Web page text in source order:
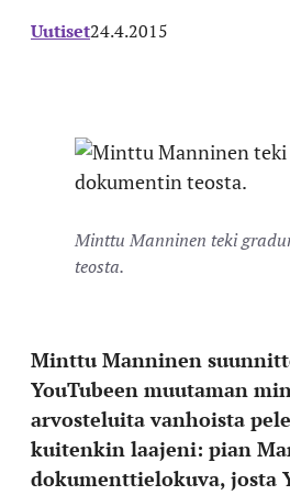
Uutiset24.4.2015
Minttu Manninen teki
teosta.
Minttu Manninen
YouTubeen muutaman
arvosteluita vanhoista
kuitenkin laajeni: pian
dokumenttielokuva, josta